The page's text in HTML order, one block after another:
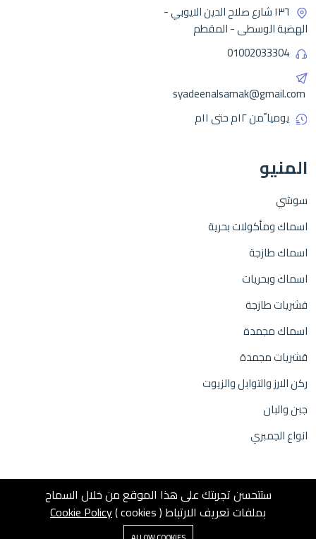
١٣٦ شارع صلاح الدين الايوبي -
الهضبة الوسطى - المقطم
01002033304
syadeenalsamak@gmail.com
يوميا ًمن ١٢م حتى ١١م
المنيو
سوشي
اسماك ومأكولات بحرية
اسماك طازجة
اسماك وبحريات
قشريات طازجة
اسماك مجمدة
قشريات مجمدة
ركن الارز والتوابل والزيوت
جبن والبان
انواع الجمبري
0
ستتحسن تجربتك على هذا الموقع من خلال السماح
بملفات تعريف الارتباط ( cookies )
Cookie Policy